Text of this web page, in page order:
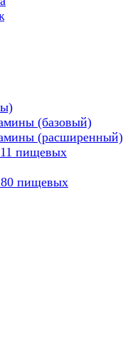
(базовый)
(расширенный)
пищевых
пищевых